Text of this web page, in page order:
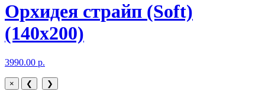
Орхидея страйп (Soft)
(140x200)
3990.00 р.
× ❮ ❯